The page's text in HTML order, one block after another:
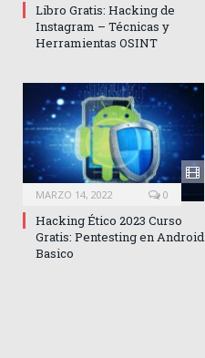
Libro Gratis: Hacking de
Instagram – Técnicas y
Herramientas OSINT
MARZO 14, 2022 0
Hacking Ético 2023 Curso
Gratis: Pentesting en Android
Basico